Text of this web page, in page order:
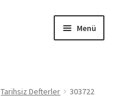
Menü
Tarihsiz Defterler
303722